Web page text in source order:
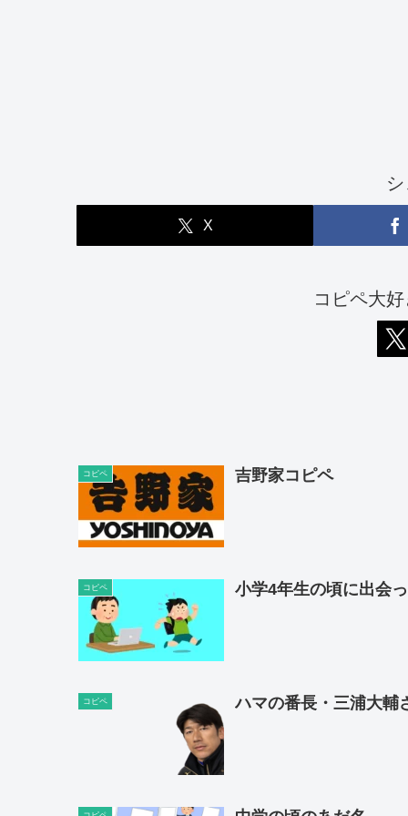
X
コピペ大
コピペ 吉野家コピペ
コピペ 小学4年生の頃に出会
コピペ ハマの番長・三浦大輔